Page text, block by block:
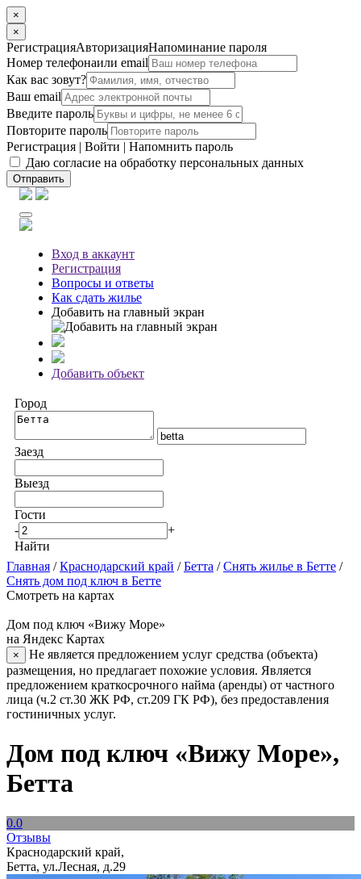
×
×
РегистрацияАвторизацияНапоминание пароля
Номер телефонаили email
Как вас зовут?
Ваш email
Введите пароль
Повторите пароль
Регистрация | Войти | Напомнить пароль
Даю согласие на обработку персональных данных
Отправить
Вход в аккаунт
Регистрация
Вопросы и ответы
Как сдать жилье
Добавить на главный экран
Добавить объект
Город
Заезд
Выезд
Гости
-
+
Найти
Главная /Краснодарский край /Бетта /Снять жилье в Бетте /
Снять дом под ключ в Бетте
Смотреть на картах
Дом под ключ «Вижу Море»
на Яндекс Картах
×
Не является предложением услуг средства (объекта)
размещения, но предлагает похожие условия. Является
предложением краткосрочного найма (аренды) от частного
лица (ч.2 ст.30 ЖК РФ, ст.209 ГК РФ), без предоставления
гостиничных услуг.
Дом под ключ «Вижу Море»,
Бетта
0.0
Отзывы
Краснодарский край,
Бетта, ул.Лесная, д.29